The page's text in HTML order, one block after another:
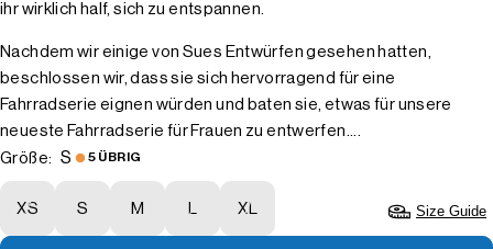
ihr wirklich half, sich zu entspannen.
Nachdem wir einige von Sues Entwürfen gesehen hatten,
beschlossen wir, dass sie sich hervorragend für eine
Fahrradserie eignen würden und baten sie, etwas für unsere
neueste Fahrradserie für Frauen zu entwerfen....
Größe:
S 5 ÜBRIG
XS S M L XL Size Guide